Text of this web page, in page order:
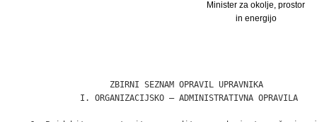
Minister za okolje, prostor
in energijo
                    ZBIRNI SEZNAM OPRAVIL UPRAVNIKA
              I. ORGANIZACIJSKO – ADMINISTRATIVNA OPRAVILA